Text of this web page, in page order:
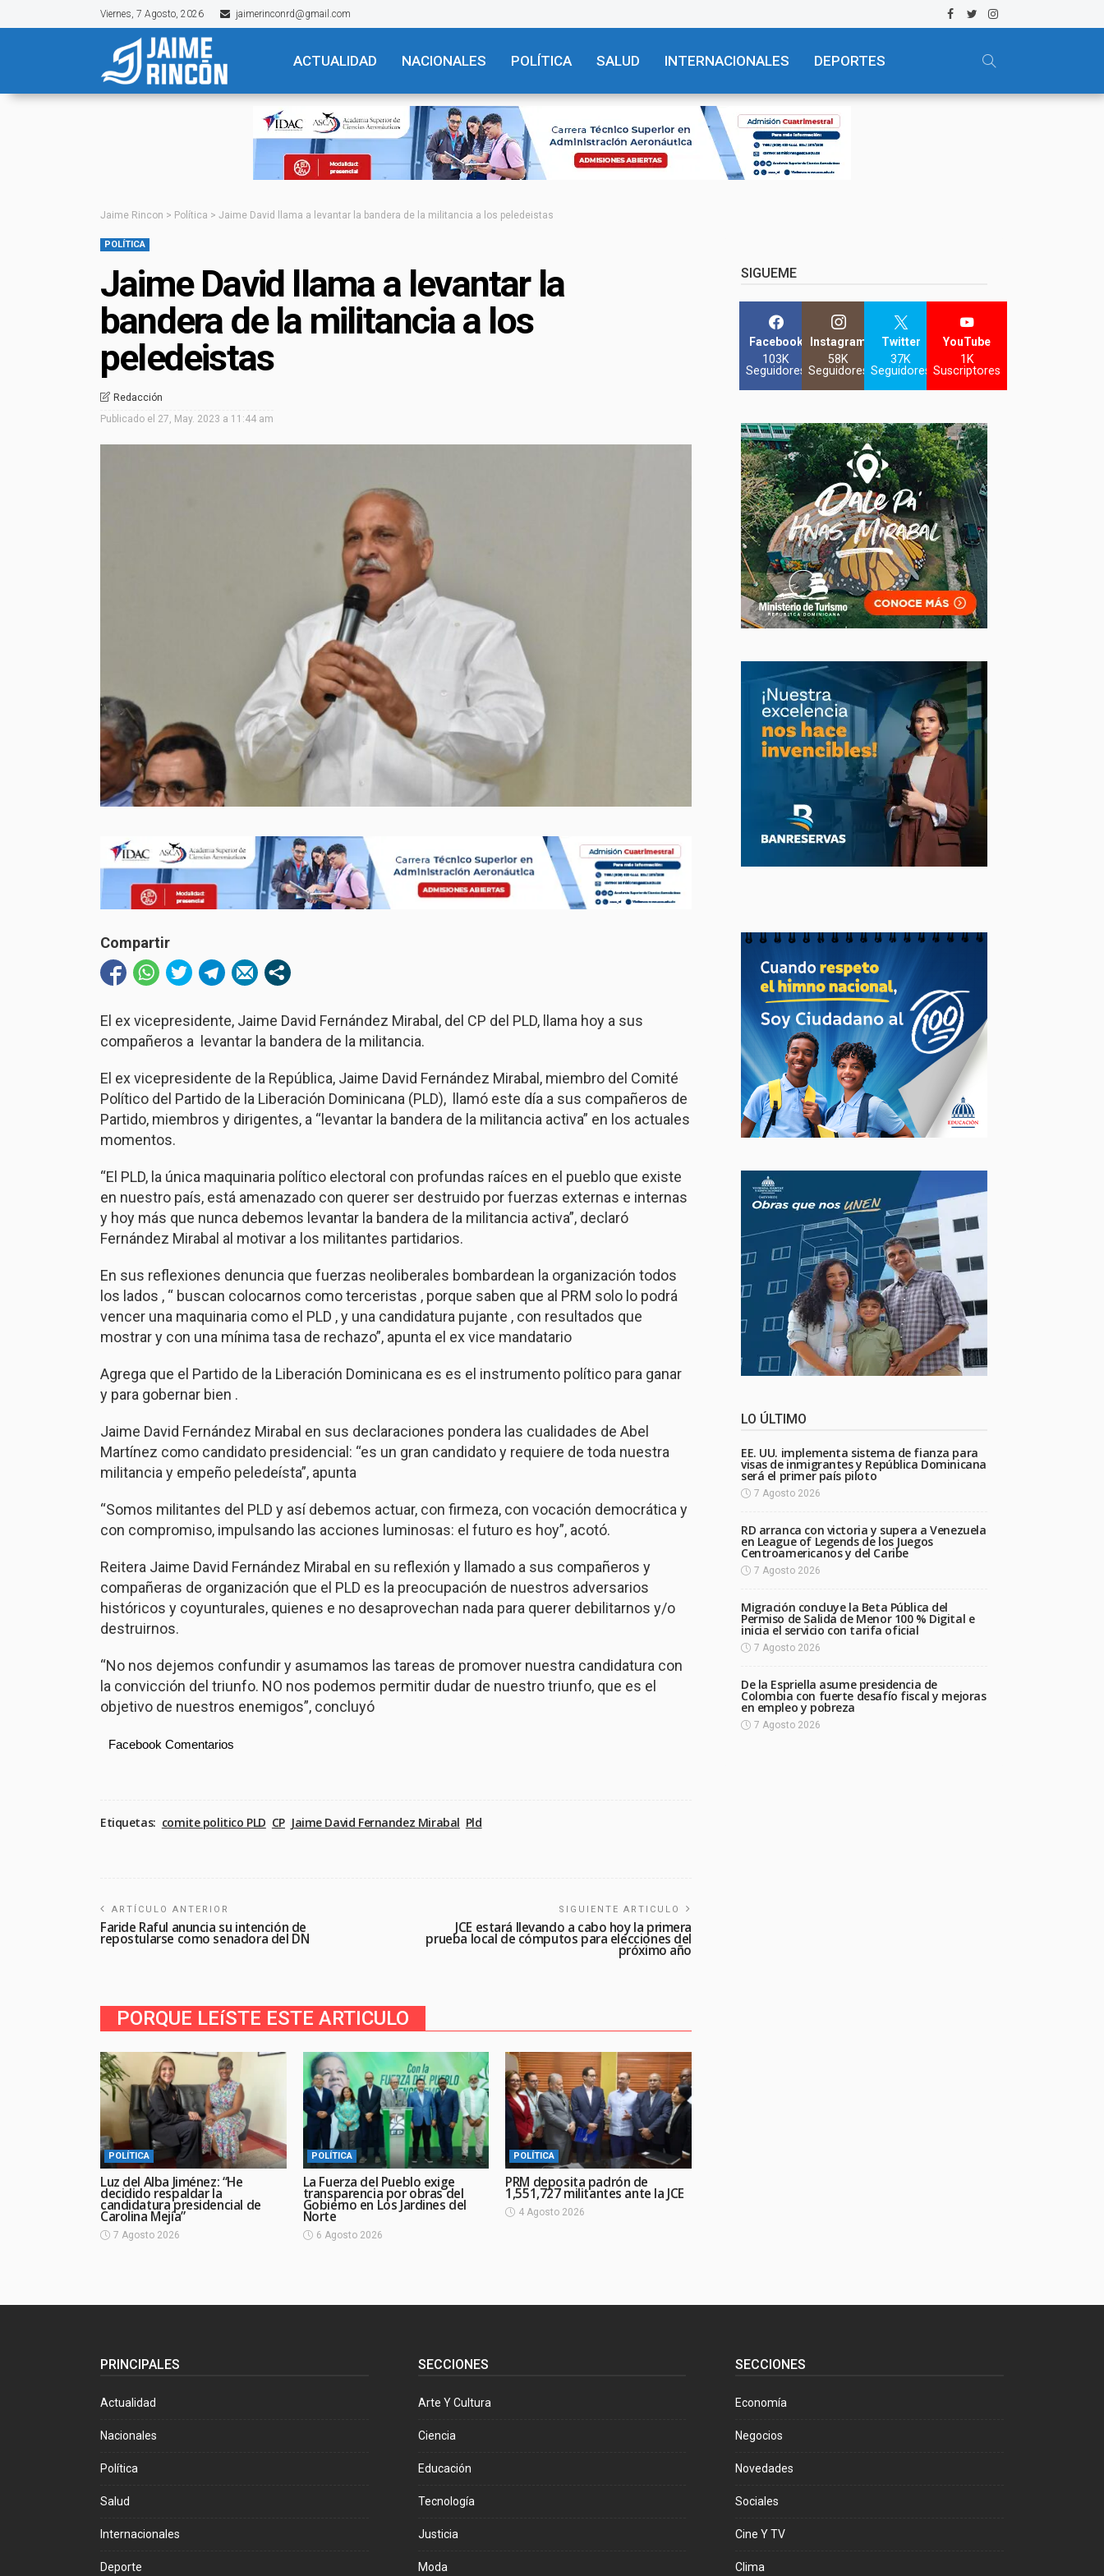
Viernes, 7 Agosto, 2026 jaimerinconrd@gmail.com
ACTUALIDAD NACIONALES POLÍTICA SALUD INTERNACIONALES DEPORTES
Jaime Rincon > Política > Jaime David llama a levantar la bandera de la militancia a los peledeistas
POLÍTICA
Jaime David llama a levantar la
bandera de la militancia a los
peledeistas
Redacción
Publicado el 27, May. 2023 a 11:44 am
Compartir
El ex vicepresidente, Jaime David Fernández Mirabal, del CP del PLD, llama hoy a sus
compañeros a
levantar la bandera de la militancia.
El ex vicepresidente de la República, Jaime David Fernández Mirabal, miembro del Comité
Político del Partido de la Liberación Dominicana (PLD),
llamó este día a sus compañeros de
Partido, miembros y dirigentes, a “levantar la bandera de la militancia activa” en los actuales
momentos.
“El PLD, la única maquinaria político electoral con profundas raíces en el pueblo que existe
en nuestro país, está amenazado con querer ser destruido por fuerzas externas e internas
y hoy más que nunca debemos levantar la bandera de la militancia activa”, declaró
Fernández Mirabal al motivar a los militantes partidarios.
En sus reflexiones denuncia que fuerzas neoliberales bombardean la organización todos
los lados , “ buscan colocarnos como terceristas , porque saben que al PRM solo lo podrá
vencer una maquinaria como el PLD , y una candidatura pujante , con resultados que
mostrar y con una mínima tasa de rechazo”, apunta el ex vice mandatario
Agrega que el Partido de la Liberación Dominicana es es el instrumento político para ganar
y para gobernar bien .
Jaime David Fernández Mirabal en sus declaraciones pondera las cualidades de Abel
Martínez como candidato presidencial: “es un gran candidatoy requiere de toda nuestra
militancia y empeño peledeísta”, apunta
“Somos militantes del PLD y así debemos actuar, con firmeza, con vocación democrática y
con compromiso, impulsando las acciones luminosas: el futuro es hoy”, acotó.
Reitera Jaime David Fernández Mirabal en su reflexión y llamado a sus compañeros y
compañeras de organización que el PLD es la preocupación de nuestros adversarios
históricos y coyunturales, quienes e no desaprovechan nada para querer debilitarnos y/o
destruirnos.
“No nos dejemos confundir y asumamos las tareas de promover nuestra candidatura con
la convicción del triunfo. NO nos podemos permitir dudar de nuestro triunfo, que es el
objetivo de nuestros enemigos”, concluyó
Facebook Comentarios
Etiquetas: comite politico PLD CP Jaime David Fernandez Mirabal Pld
ARTÍCULO ANTERIOR
Faride Raful anuncia su intención de
repostularse como senadora del DN
SIGUIENTE ARTICULO
JCE estará llevando a cabo hoy la primera
prueba local de cómputos para elecciones del
próximo año
PORQUE LEíSTE ESTE ARTICULO
POLÍTICA
Luz del Alba Jiménez: “He
decidido respaldar la
candidatura presidencial de
Carolina Mejía”
7 Agosto 2026
POLÍTICA
La Fuerza del Pueblo exige
transparencia por obras del
Gobierno en Los Jardines del
Norte
6 Agosto 2026
POLÍTICA
PRM deposita padrón de
1,551,727 militantes ante la JCE
4 Agosto 2026
SIGUEME
Facebook
103K
Seguidores
Instagram
58K
Seguidores
Twitter
37K
Seguidores
YouTube
1K
Suscriptores
LO ÚLTIMO
EE. UU. implementa sistema de fianza para
visas de inmigrantes y República Dominicana
será el primer país piloto
7 Agosto 2026
RD arranca con victoria y supera a Venezuela
en League of Legends de los Juegos
Centroamericanos y del Caribe
7 Agosto 2026
Migración concluye la Beta Pública del
Permiso de Salida de Menor 100 % Digital e
inicia el servicio con tarifa oficial
7 Agosto 2026
De la Espriella asume presidencia de
Colombia con fuerte desafío fiscal y mejoras
en empleo y pobreza
7 Agosto 2026
PRINCIPALES
Actualidad
Nacionales
Política
Salud
Internacionales
Deporte
SECCIONES
Arte Y Cultura
Ciencia
Educación
Tecnología
Justicia
Moda
SECCIONES
Economía
Negocios
Novedades
Sociales
Cine Y TV
Clima